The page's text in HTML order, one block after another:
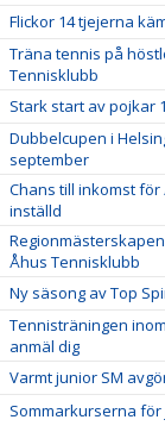
Flickor 14 tjejerna
Träna tennis på
Tennisklubb
Stark start av pojkar
Dubbelcupen i
september
Chans till inkomst
inställd
Åhus Tennisklubb
Ny säsong av Top
Tennisträningen
anmäl dig
Varmt junior SM
Sommarkurserna